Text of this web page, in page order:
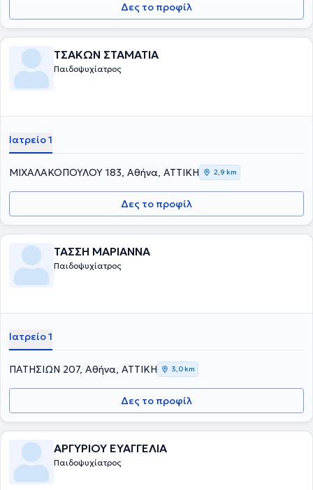
Δες το προφίλ
ΤΣΑΚΩΝ ΣΤΑΜΑΤΙΑ
Παιδοψυχίατρος
Ιατρείο 1
ΜΙΧΑΛΑΚΟΠΟΥΛΟΥ 183, Αθήνα, ΑΤΤΙΚΗ 2,9 km
Δες το προφίλ
ΤΑΣΣΗ ΜΑΡΙΑΝΝΑ
Παιδοψυχίατρος
Ιατρείο 1
ΠΑΤΗΣΙΩΝ 207, Αθήνα, ΑΤΤΙΚΗ 3,0 km
Δες το προφίλ
ΑΡΓΥΡΙΟΥ ΕΥΑΓΓΕΛΙΑ
Παιδοψυχίατρος